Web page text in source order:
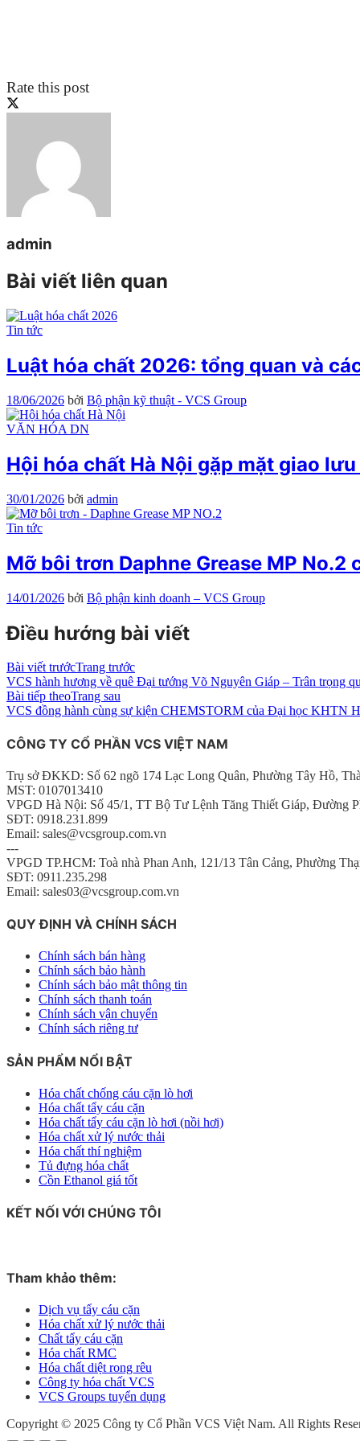
Rate this post
admin
Bài viết liên quan
Tin tức
Luật hóa chất 2026: tổng quan và
18/06/2026 bởi Bộ phận kỹ thuật - VCS Group
VĂN HÓA DN
Hội hóa chất Hà Nội gặp mặt giao
30/01/2026 bởi admin
Tin tức
Mỡ bôi trơn Daphne Grease MP No.2
14/01/2026 bởi Bộ phận kinh doanh – VCS Group
Điều hướng bài viết
Bài viết trướcTrang trước
VCS hành hương về quê Đại tướng Võ Nguyên Giáp – Trân trọng
Bài tiếp theoTrang sau
VCS đồng hành cùng sự kiện CHEMSTORM của Đại học KHTN
CÔNG TY CỔ PHẦN VCS VIỆT NAM
Trụ sở ĐKKD: Số 62 ngõ 174 Lạc Long Quân, Phường Tây Hồ,
MST: 0107013410
VPGD Hà Nội: Số 45/1, TT Bộ Tư Lệnh Tăng Thiết Giáp, Đường
SĐT: 0918.231.899
Email: sales@vcsgroup.com.vn
---
VPGD TP.HCM: Toà nhà Phan Anh, 121/13 Tân Cảng, Phường
SĐT: 0911.235.298
Email: sales03@vcsgroup.com.vn
QUY ĐỊNH VÀ CHÍNH SÁCH
Chính sách bán hàng
Chính sách bảo hành
Chính sách bảo mật thông tin
Chính sách thanh toán
Chính sách vận chuyển
Chính sách riêng tư
SẢN PHẨM NỔI BẬT
Hóa chất chống cáu cặn lò hơi
Hóa chất tẩy cáu cặn
Hóa chất tẩy cáu cặn lò hơi (nồi hơi)
Hóa chất xử lý nước thải
Hóa chất thí nghiệm
Tủ đựng hóa chất
Cồn Ethanol giá tốt
KẾT NỐI VỚI CHÚNG TÔI
Tham khảo thêm:
Dịch vụ tẩy cáu cặn
Hóa chất xử lý nước thải
Chất tẩy cáu cặn
Hóa chất RMC
Hóa chất diệt rong rêu
Công ty hóa chất VCS
VCS Groups tuyển dụng
Copyright © 2025 Công ty Cổ Phần VCS Việt Nam. All Rights